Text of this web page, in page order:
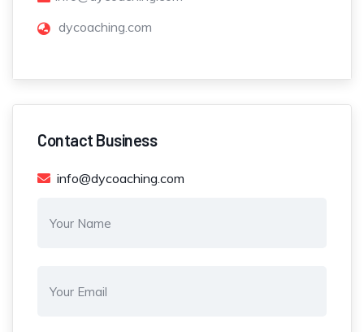
dycoaching.com
Contact Business
info@dycoaching.com